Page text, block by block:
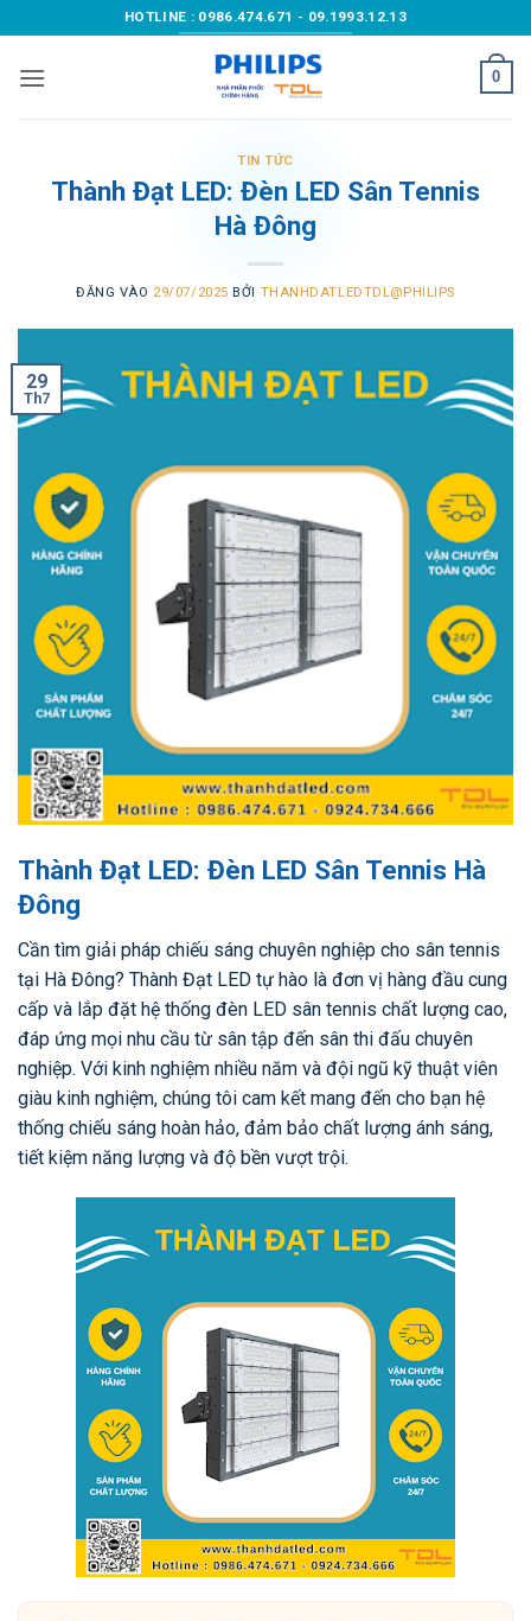
qua
nội
HOTLINE : 0986.474.671 - 09.1993.12.13
0
TIN TỨC
Thành Đạt LED: Đèn LED Sân Tennis
Hà Đông
ĐĂNG VÀO 29/07/2025 BỞI THANHDATLEDTDL@PHILIPS
29
Th7
Thành Đạt LED: Đèn LED Sân Tennis Hà
Đông
Cần tìm giải pháp chiếu sáng chuyên nghiệp cho sân tennis
tại Hà Đông? Thành Đạt LED tự hào là đơn vị hàng đầu cung
cấp và lắp đặt hệ thống đèn LED sân tennis chất lượng cao,
đáp ứng mọi nhu cầu từ sân tập đến sân thi đấu chuyên
nghiệp. Với kinh nghiệm nhiều năm và đội ngũ kỹ thuật viên
giàu kinh nghiệm, chúng tôi cam kết mang đến cho bạn hệ
thống chiếu sáng hoàn hảo, đảm bảo chất lượng ánh sáng,
tiết kiệm năng lượng và độ bền vượt trội.